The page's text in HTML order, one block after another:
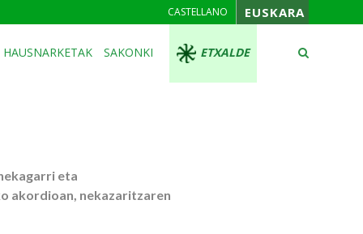
CASTELLANO EUSKARA
HAUSNARKETAK SAKONKI ETXALDE
eta
akordioan, nekazaritzaren